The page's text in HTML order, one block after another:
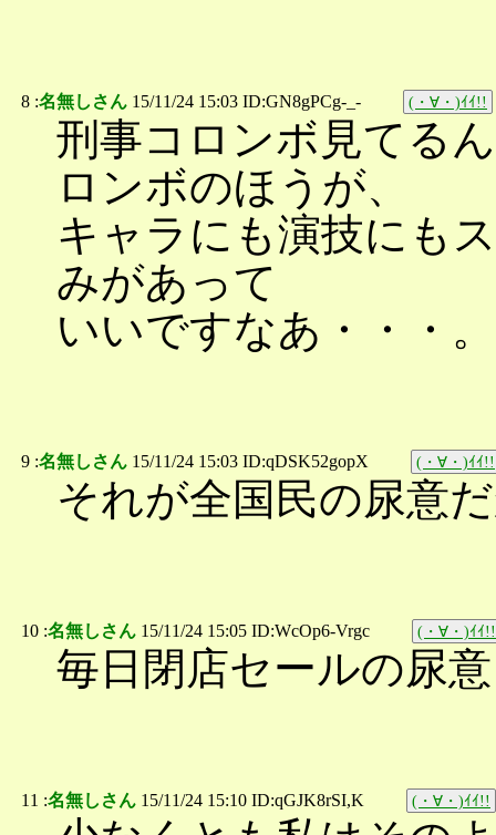
8 :名無しさん 15/11/24 15:03 ID:GN8gPCg-_- (・∀・)ｲｲ!!
刑事コロンボ見てる
ロンボのほうが、
キャラにも演技にも
みがあって
いいですなあ・・・。
9 :名無しさん 15/11/24 15:03 ID:qDSK52gopX (・∀・)ｲｲ!!
それが全国民の尿意
10 :名無しさん 15/11/24 15:05 ID:WcOp6-Vrgc (・∀・)ｲｲ!!
毎日閉店セールの尿意
11 :名無しさん 15/11/24 15:10 ID:qGJK8rSI,K (・∀・)ｲｲ!!